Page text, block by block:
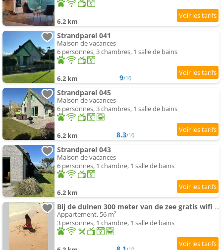
6.2 km
Strandparel 041
Maison de vacances
6 personnes, 3 chambres, 1 salle de bains
6.2 km 9/10
Strandparel 045
Maison de vacances
6 personnes, 3 chambres, 1 salle de bains
6.2 km 8.3/10
Strandparel 043
Maison de vacances
6 personnes, 1 chambre, 1 salle de bains
6.2 km
Bij de duinen 300 meter van de zee gratis wifi huisdieren toegestaan thuiswerkplek
Appartement, 56 m²
3 personnes, 1 chambre, 1 salle de bains